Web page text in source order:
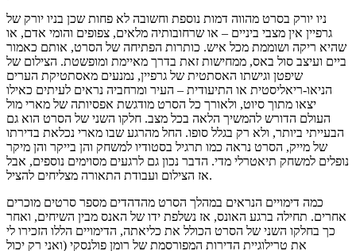
ניו יורק בסרט מהווה דמות נוספת וחשובה לא פחות שכן בניו יורק של
גרפיין אין מצבי ביניים – או שרחובותיה מלאים, צפופים והומי אדם, או
שהיא ריקה ושוממת מכל איש. כותרות הפתיחה של הסרט, אותם כאמור
ביים ועיצב סול באס, ממחישות זאת בדרך מאיימת ומופשטת. הצילום של
שיפטן וגישתו האסתטית של גרפיין, נמנעים מאסתטיקת הערים
הניאו-ריאליסטית או התיעודית – העיר ומרחביה נראים לעיתים כאילו
יצאו מתוך סיוט, ולאורך כל הסרט מודגשת אפסיותה של מארי מול
העולם הדורש להמשיך הלאה בכל מצב. חלקו השני של הסרט הוא גם
הבעייתי ביותר, ולא רק בגלל סופו. החל מהרגע שבו מארי נכלאת בדירתו
של מייק, הסרט נראה כמו תרגיל בסטודיו למשחק והן בייקר והן מיקר
נופלים למשחק תיאטרלי מדי. הדבר נכון גם לרגעים מסוימים נוספים, אבל
אז הצילום ועבודת התאורה מצליחים להציל.
כמה דימויים הנראים במהלך הסרט מהדהדים מספר סרטים מוכרים
אחרים. תחילה ברגע האונס, אז נשלפת ידו של האנס מבין השיחים, ואחר
כך בחלקו השני של הסרט הכולל את כליאתה, הדימויים הללו הזכירו לי
את טרילוגיית הדירות המפורסמת של רומן פולנסקי (ואני רק יכול